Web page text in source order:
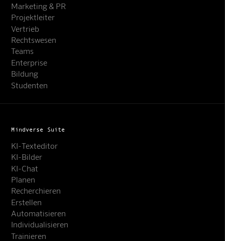
Marketing & PR
Projektleiter
Vertrieb
Rechtswesen
Teams
Enterprise
Bildung
Studenten
Mindverse Suite
KI-Texteditor
KI-Bilder
KI-Chat
Planen
Recherchieren
Erstellen
Automatisieren
Individualisieren
Trainieren